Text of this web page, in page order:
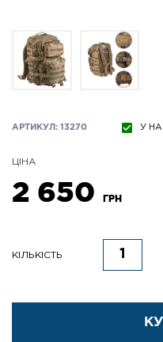
АРТИКУЛ: 13270 У
ЦІНА
2 650 ГРН
КІЛЬКІСТЬ